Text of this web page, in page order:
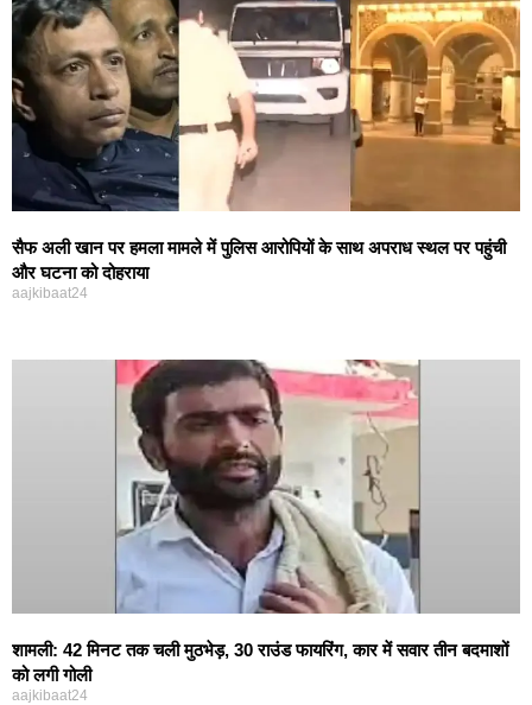
सैफ अली खान पर हमला मामले में पुलिस आरोपियों के साथ अपराध स्थल पर पहुंची
और घटना को दोहराया
aajkibaat24
शामली: 42 मिनट तक चली मुठभेड़, 30 राउंड फायरिंग, कार में सवार तीन बदमाशों
को लगी गोली
aajkibaat24